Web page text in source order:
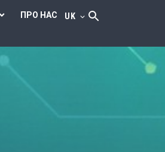
ПРО НАС UK